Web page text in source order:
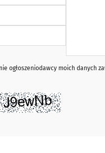
ogłoszeniodawcy moich danych